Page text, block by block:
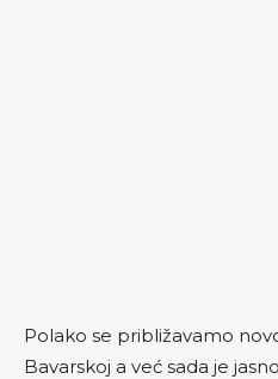
Polako se približavamo
Bavarskoj a već sada je